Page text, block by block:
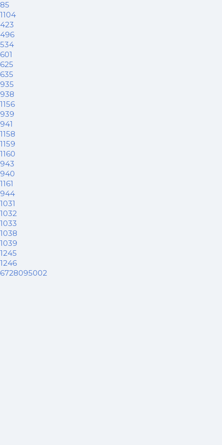
85
1104
423
496
534
601
625
635
935
938
1156
939
941
1158
1159
1160
943
940
1161
944
1031
1032
1033
1038
1039
1245
1246
6728095002